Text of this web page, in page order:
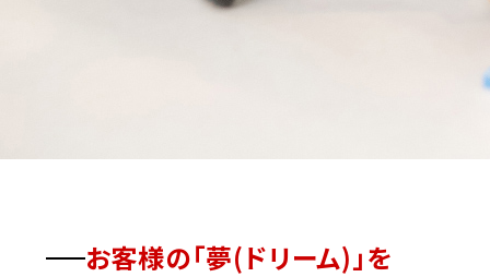
お客様の「夢(ドリーム)」を